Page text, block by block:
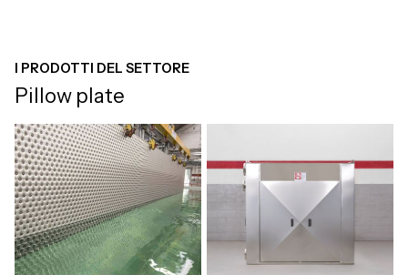
I PRODOTTI DEL SETTORE
Pillow plate